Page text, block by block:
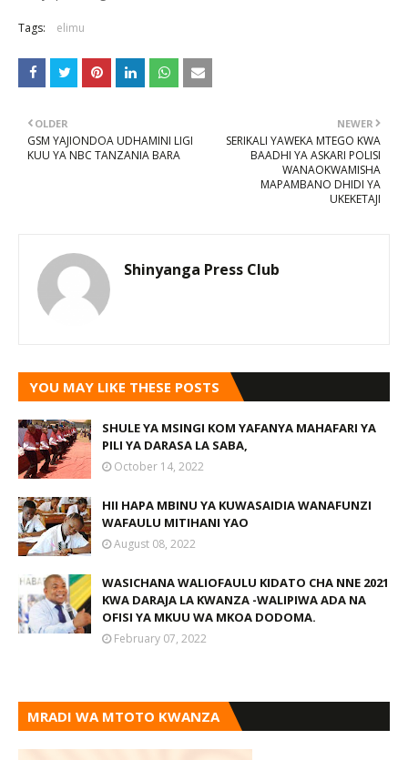
Tags: elimu
NEWER
SERIKALI YAWEKA MTEGO KWA
BAADHI YA ASKARI POLISI
WANAOKWAMISHA
MAPAMBANO DHIDI YA
UKEKETAJI
OLDER
GSM YAJIONDOA UDHAMINI LIGI
KUU YA NBC TANZANIA BARA
Shinyanga Press Club
YOU MAY LIKE THESE POSTS
SHULE YA MSINGI KOM YAFANYA MAHAFARI YA
PILI YA DARASA LA SABA,
October 14, 2022
HII HAPA MBINU YA KUWASAIDIA WANAFUNZI
WAFAULU MITIHANI YAO
August 08, 2022
WASICHANA WALIOFAULU KIDATO CHA NNE 2021
KWA DARAJA LA KWANZA -WALIPIWA ADA NA
OFISI YA MKUU WA MKOA DODOMA.
February 07, 2022
MRADI WA MTOTO KWANZA